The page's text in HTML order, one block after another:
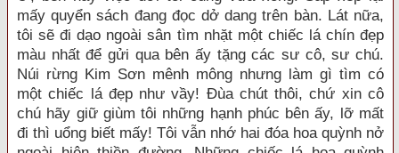
mấy quyển sách đang đọc dở dang trên bàn. Lát nữa,
tôi sẽ đi dạo ngoài sân tìm nhặt một chiếc lá chín đẹp
màu nhất để gửi qua bên ấy tặng các sư cô, sư chú.
Núi rừng Kim Sơn mênh mông nhưng làm gì tìm có
một chiếc lá đẹp như vầy! Đùa chút thôi, chứ xin cô
chú hãy giữ giùm tôi những hạnh phúc bên ấy, lỡ mất
đi thì uổng biết mấy! Tôi vẫn nhớ hai đóa hoa quỳnh nở